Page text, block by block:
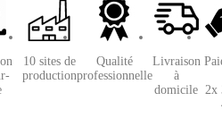
10 sites de
production
Qualité
professionnelle
Livraison
à
domicile 2x